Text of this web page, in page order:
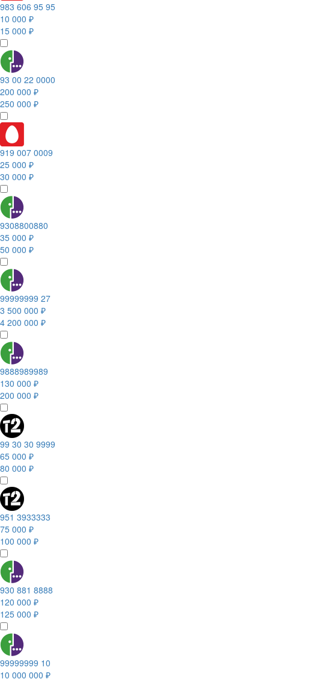
983 606 95 95
10 000 ₽
15 000 ₽
93 00 22 0000
200 000 ₽
250 000 ₽
919 007 0009
25 000 ₽
30 000 ₽
9308800880
35 000 ₽
50 000 ₽
99999999 27
3 500 000 ₽
4 200 000 ₽
9888989989
130 000 ₽
200 000 ₽
99 30 30 9999
65 000 ₽
80 000 ₽
951 3933333
75 000 ₽
100 000 ₽
930 881 8888
120 000 ₽
125 000 ₽
99999999 10
10 000 000 ₽